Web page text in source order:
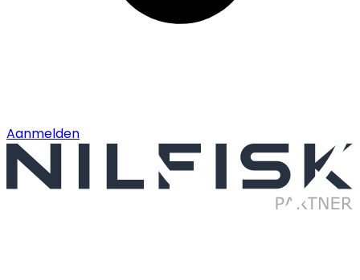
Aanmelden